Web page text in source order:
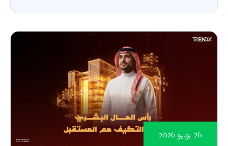
26 يوليو 2026